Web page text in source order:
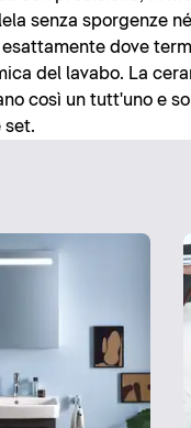
senza sporgenze
esattamente dove
del lavabo. La
così un tutt'uno e
set.